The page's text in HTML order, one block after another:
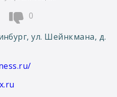
0
ул. Шейнкмана, д.